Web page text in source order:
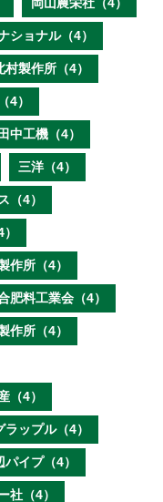
岡山農栄社（4）
ショナル（4）
村製作所（4）
4）
田中工機（4）
三洋（4）
（4）
作所（4）
肥料工業会（4）
作所（4）
（4）
ラップル（4）
パイプ（4）
社（4）